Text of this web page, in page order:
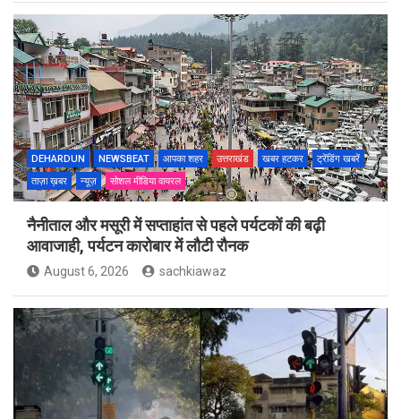
DEHARDUN NEWSBEAT आपका शहर उत्तराखंड खबर हटकर
ट्रेंडिंग खबरें
ताज़ा ख़बर
न्यूज़ सोशल मीडिया वायरल
नैनीताल और मसूरी में सप्ताहांत से पहले पर्यटकों की बढ़ी
आवाजाही, पर्यटन कारोबार में लौटी रौनक
August 6, 2026 sachkiawaz